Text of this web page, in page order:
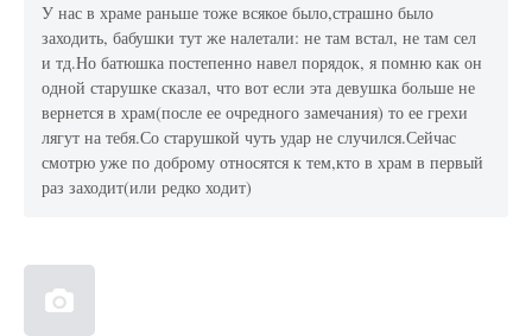
У нас в храме раньше тоже всякое было,страшно было
заходить, бабушки тут же налетали: не там встал, не там сел
и тд.Но батюшка постепенно навел порядок, я помню как он
одной старушке сказал, что вот если эта девушка больше не
вернется в храм(после ее очредного замечания) то ее грехи
лягут на тебя.Со старушкой чуть удар не случился.Сейчас
смотрю уже по доброму относятся к тем,кто в храм в первый
раз заходит(или редко ходит)